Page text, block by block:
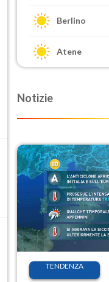
Berlino
Atene
Notizie
TENDENZA